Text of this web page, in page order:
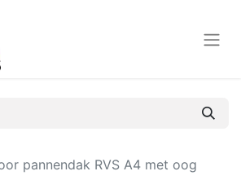
pannendak RVS A4 met oog